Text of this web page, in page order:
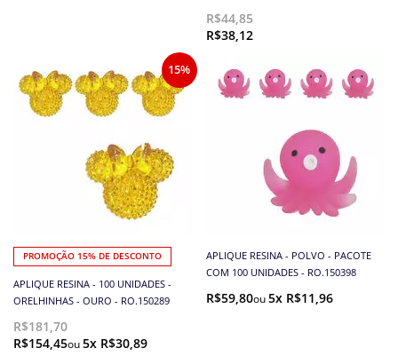
R$44,85
R$38,12
PROMOÇÃO 15% DE DESCONTO
APLIQUE RESINA - 100 UNIDADES -
ORELHINHAS - OURO - RO.150289
R$181,70
R$154,45
5x R$30,89
15%
APLIQUE RESINA - POLVO - PACOTE
COM 100 UNIDADES - RO.150398
R$59,80 5x R$11,96